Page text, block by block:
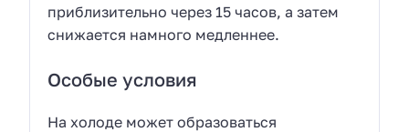
приблизительно через 15 часов, а затем
снижается намного медленнее.
Особые условия
На холоде может образоваться